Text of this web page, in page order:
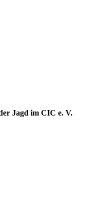
Jagd im CIC e. V.